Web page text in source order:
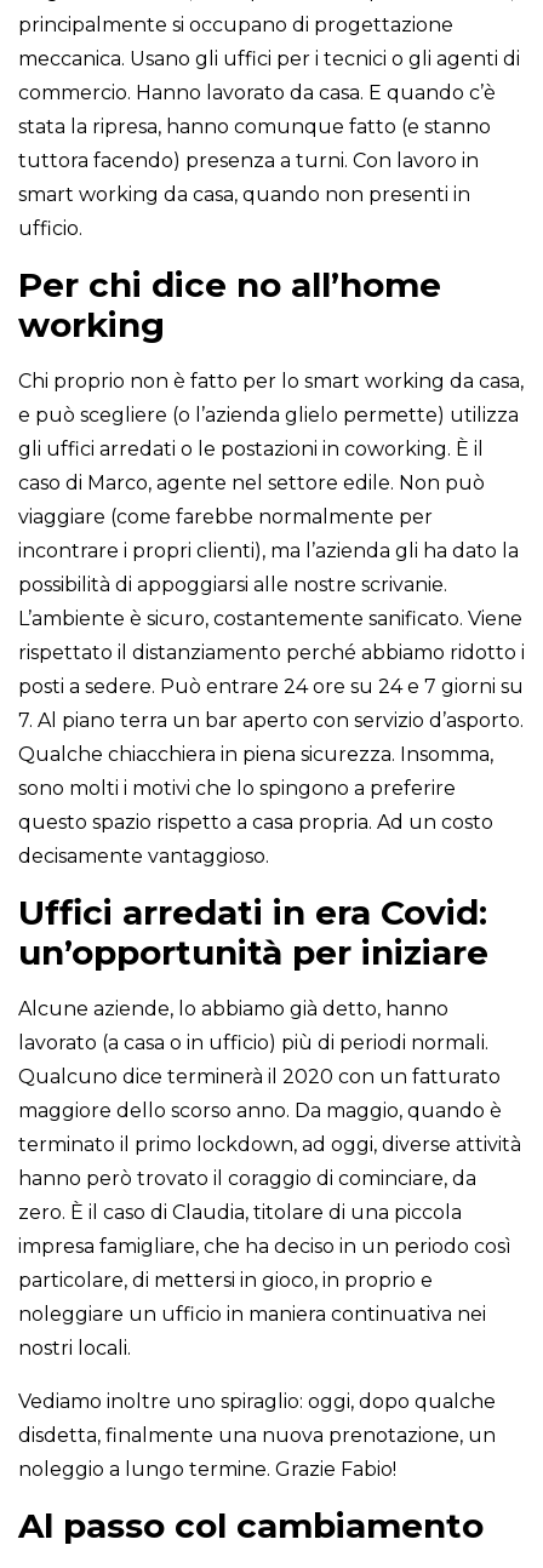
principalmente si occupano di progettazione
meccanica. Usano gli uffici per i tecnici o gli agenti di
commercio. Hanno lavorato da casa. E quando c’è
stata la ripresa, hanno comunque fatto (e stanno
tuttora facendo) presenza a turni. Con lavoro in
smart working da casa, quando non presenti in
ufficio.
Per chi dice no all’home
working
Chi proprio non è fatto per lo smart working da casa,
e può scegliere (o l’azienda glielo permette) utilizza
gli uffici arredati o le postazioni in coworking. È il
caso di Marco, agente nel settore edile. Non può
viaggiare (come farebbe normalmente per
incontrare i propri clienti), ma l’azienda gli ha dato la
possibilità di appoggiarsi alle nostre scrivanie.
L’ambiente è sicuro, costantemente sanificato. Viene
rispettato il distanziamento perché abbiamo ridotto i
posti a sedere. Può entrare 24 ore su 24 e 7 giorni su
7. Al piano terra un bar aperto con servizio d’asporto.
Qualche chiacchiera in piena sicurezza. Insomma,
sono molti i motivi che lo spingono a preferire
questo spazio rispetto a casa propria. Ad un costo
decisamente vantaggioso.
Uffici arredati in era Covid:
un’opportunità per iniziare
Alcune aziende, lo abbiamo già detto, hanno
lavorato (a casa o in ufficio) più di periodi normali.
Qualcuno dice terminerà il 2020 con un fatturato
maggiore dello scorso anno. Da maggio, quando è
terminato il primo lockdown, ad oggi, diverse attività
hanno però trovato il coraggio di cominciare, da
zero. È il caso di Claudia, titolare di una piccola
impresa famigliare, che ha deciso in un periodo così
particolare, di mettersi in gioco, in proprio e
noleggiare un ufficio in maniera continuativa nei
nostri locali.
Vediamo inoltre uno spiraglio: oggi, dopo qualche
disdetta, finalmente una nuova prenotazione, un
noleggio a lungo termine. Grazie Fabio!
Al passo col cambiamento